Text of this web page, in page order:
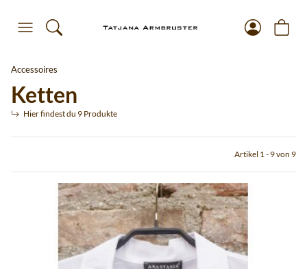
Accessoires
Ketten
Hier findest du 9 Produkte
Artikel 1 - 9 von 9